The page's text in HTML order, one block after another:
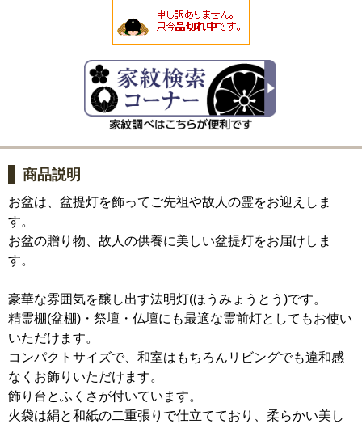
商品説明
お盆は、盆提灯を飾ってご先祖や故人の霊をお迎えしま
す。
お盆の贈り物、故人の供養に美しい盆提灯をお届けしま
す。
豪華な雰囲気を醸し出す法明灯(ほうみょうとう)です。
精霊棚(盆棚)・祭壇・仏壇にも最適な霊前灯としてもお使い
いただけます。
コンパクトサイズで、和室はもちろんリビングでも違和感
なくお飾りいただけます。
飾り台とふくさが付いています。
火袋は絹と和紙の二重張りで仕立てており、柔らかい美し